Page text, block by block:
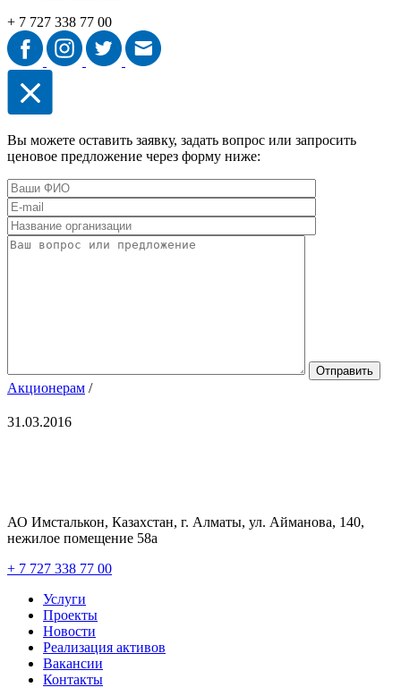
+ 7 727 338 77 00
Вы можете оставить заявку, задать вопрос или запросить
ценовое предложение через форму ниже:
Акционерам /
31.03.2016
АО Имсталькон, Казахстан, г. Алматы, ул. Айманова, 140,
нежилое помещение 58а
+ 7 727 338 77 00
Услуги
Проекты
Новости
Реализация активов
Вакансии
Контакты